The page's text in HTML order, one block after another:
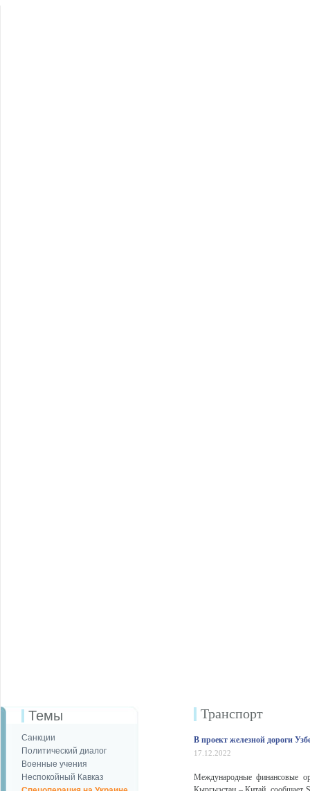
Темы
Санкции
Политический диалог
Военные учения
Неспокойный Кавказ
Транспорт
В проект железной дороги
17.12.2022
Международные финансовые